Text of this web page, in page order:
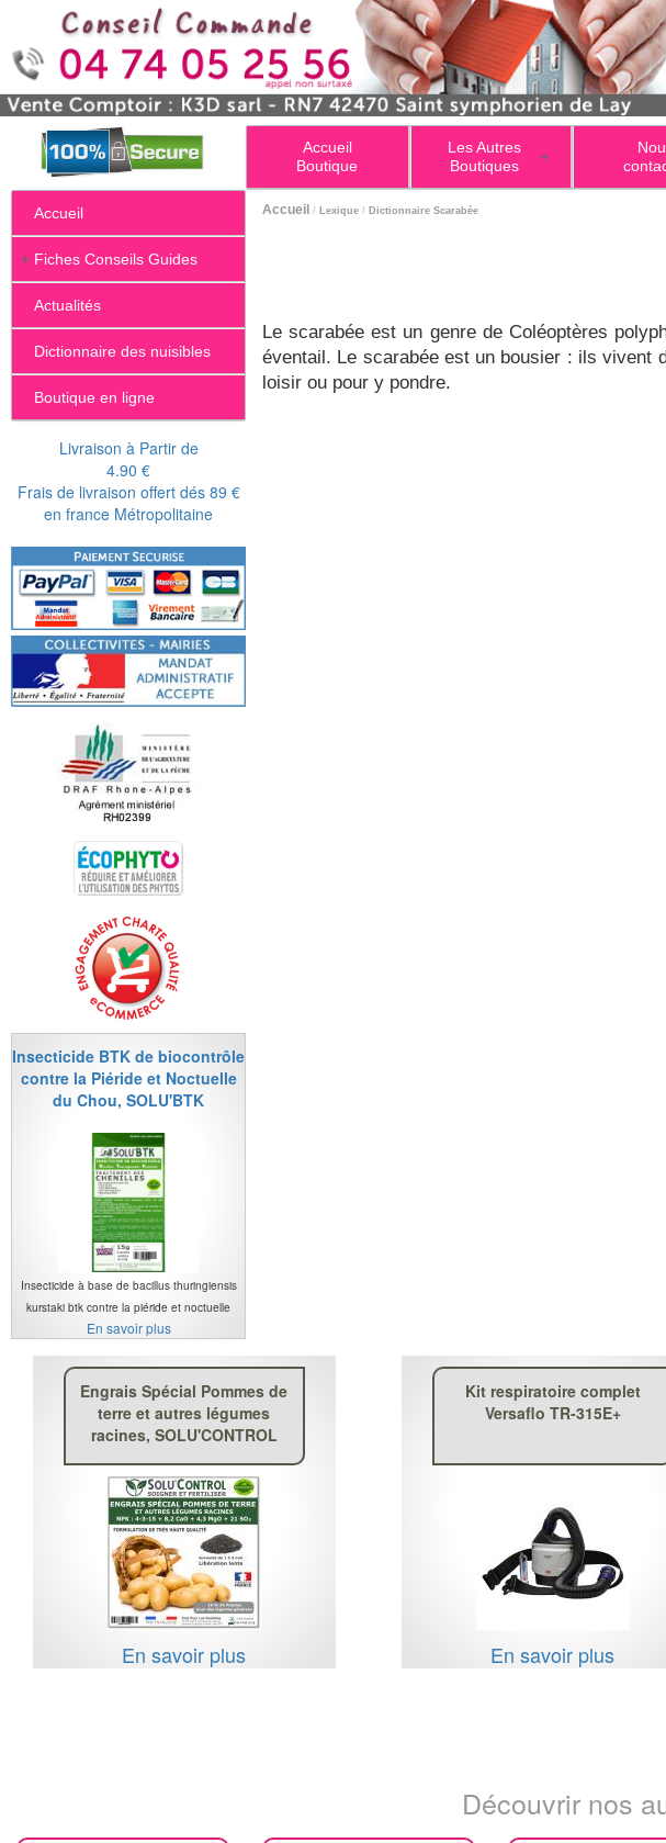
Accueil
Boutique
+
Les Autres
Boutiques
Accueil
+ Fiches Conseils Guides
Actualités
Dictionnaire des nuisibles
Boutique en ligne
Livraison à Partir de
4.90 €
Frais de livraison offert dés 89 €
en france Métropolitaine
Insecticide BTK de biocontrôle
contre la Piéride et Noctuelle
du Chou, SOLU'BTK
Insecticide à base de bacillus thuringiensis
kurstaki btk contre la piéride et noctuelle
En savoir plus
Accueil / Lexique / Dictionnaire Scarabée
Le scarabée est un genre de Coléoptères
éventail. Le scarabée est un bousier : ils vivent
loisir ou pour y pondre.
Engrais Spécial Pommes de
terre et autres légumes
racines, SOLU'CONTROL
En savoir plus
Kit respiratoire complet
Versaflo TR-315E+
En savoir plus
Découvrir nos